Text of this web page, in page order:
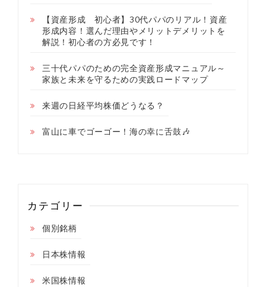
【資産形成 初心者】30代パパのリアル！資産
形成内容！選んだ理由やメリットデメリットを
解説！初心者の方必見です！
三十代パパのための完全資産形成マニュアル～
家族と未来を守るための実践ロードマップ
来週の日経平均株価どうなる？
富山に車でゴーゴー！海の幸に舌鼓🎶
カテゴリー
個別銘柄
日本株情報
米国株情報